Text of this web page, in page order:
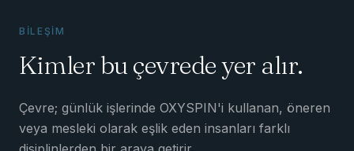
BİLEŞİM
Kimler bu çevrede yer alır.
Çevre; günlük işlerinde OXYSPIN'i kullanan, öneren
veya mesleki olarak eşlik eden insanları farklı